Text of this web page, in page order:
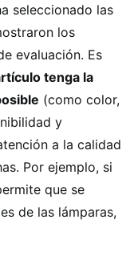
seleccionado las
los
evaluación. Es
tenga la
(como color,
y
a la calidad
Por ejemplo, si
que se
de las lámparas,